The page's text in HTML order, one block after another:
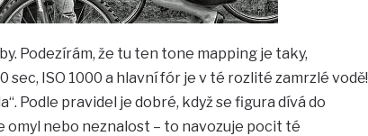
Podezírám, že tu ten tone mapping je taky,
sec, ISO 1000 a hlavní fór je v té rozlité zamrzlé vodě!
Podle pravidel je dobré, když se figura dívá do
omyl nebo neznalost – to navozuje pocit té